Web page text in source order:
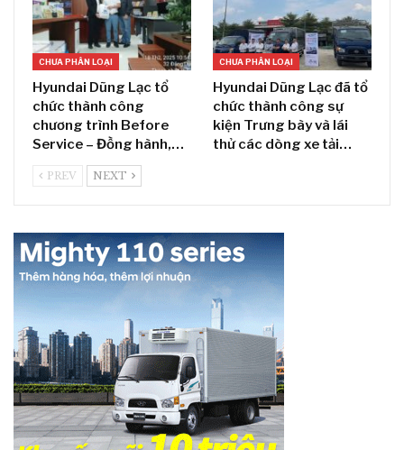
CHƯA PHÂN LOẠI
Hyundai Dũng Lạc tổ
chức thành công
chương trình Before
Service – Đồng hành,…
CHƯA PHÂN LOẠI
Hyundai Dũng Lạc đã tổ
chức thành công sự
kiện Trưng bày và lái
thử các dòng xe tải…
PREV NEXT